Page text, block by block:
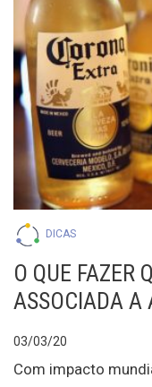
DICAS
O QUE FAZER
ASSOCIADA A
03/03/20
Com impacto